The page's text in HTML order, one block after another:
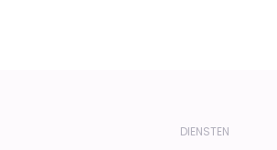
DIENSTEN